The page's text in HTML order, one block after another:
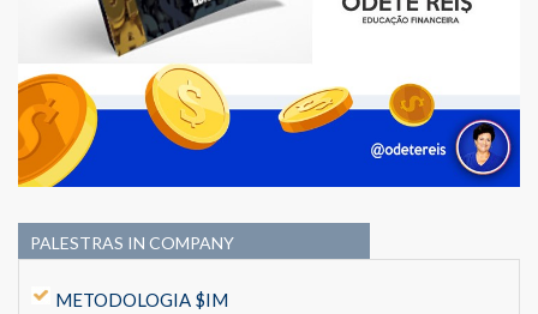
PALESTRAS IN COMPANY
METODOLOGIA $IM